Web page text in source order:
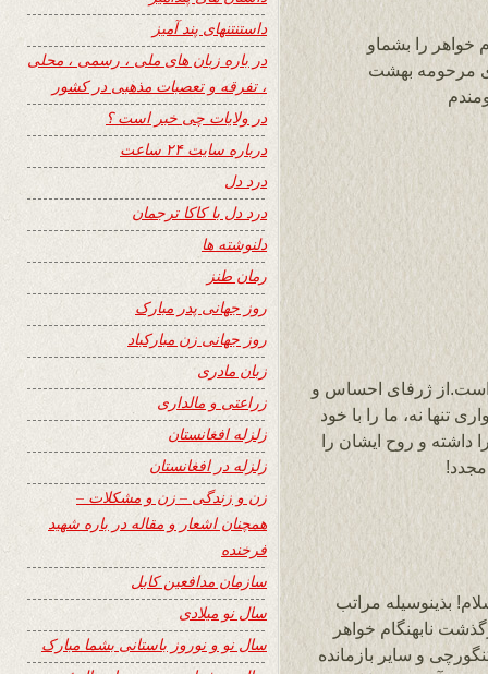
خواهر را بشماو
مرحومه بهشت
است.از ژرفای احساس و
تنها نه، ما را با خود
داشته و روح ایشان را
مجدد!
بذینوسیله مراتب
نابهنگام خواهر
و سایر بازمانده
داستنتنهای پند آمیز
در باره زبان های ملی ، رسمی ، محلی
، تفرقه و تعصبات مذهبی در کشور
در ولایات چی خبر است ؟
درباره سایت ۲۴ ساعت
درد دل
درد دل با کاکا ترجمان
دلنوشته ها
رمان طنز
روز جهانی پدر مبارک
روز جهانی زن مبارکباد
زبان مادری
زراعتی و مالداری
زلزله افغانستان
زلزله در افغانستان
زن و زندگی – زن و مشکلات –
همچنان اشعار و مقاله در باره شهید
فرخنده
سازمان مدافعین کابل
سال نو میلادی
سال نو و نوروز باستانی بشما مبارک